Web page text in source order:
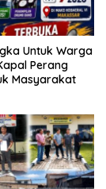
Untuk Warga
Perang
Masyarakat